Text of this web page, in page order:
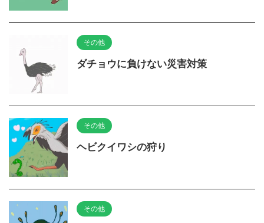
その他
ダチョウに負けない災害対策
その他
ヘビクイワシの狩り
その他